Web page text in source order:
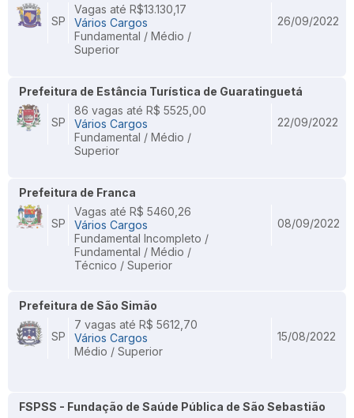
SP
Vagas até R$13.130,17
Vários Cargos
Fundamental / Médio /
Superior
26/09/2022
Prefeitura de Estância Turística de Guaratinguetá
SP
86 vagas até R$ 5525,00
Vários Cargos
Fundamental / Médio /
Superior
22/09/2022
Prefeitura de Franca
SP
Vagas até R$ 5460,26
Vários Cargos
Fundamental Incompleto /
Fundamental / Médio /
Técnico / Superior
08/09/2022
Prefeitura de São Simão
SP
7 vagas até R$ 5612,70
Vários Cargos
Médio / Superior
15/08/2022
FSPSS - Fundação de Saúde Pública de São Sebastião